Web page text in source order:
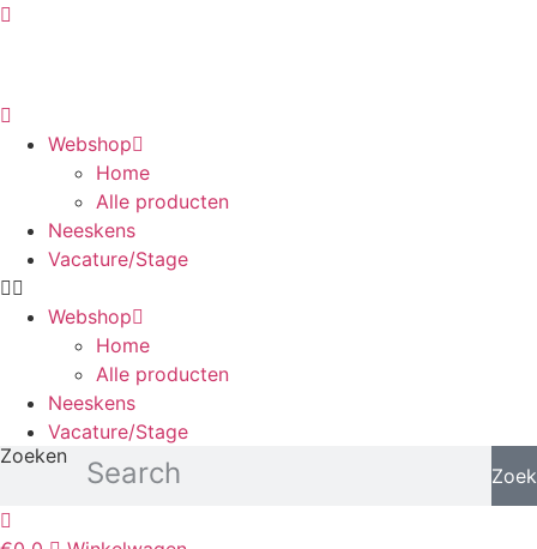
Ga
Webshop
Home
Alle producten
Neeskens
Vacature/Stage
Webshop
Home
Alle producten
Neeskens
Vacature/Stage
Zoeken
Zoek